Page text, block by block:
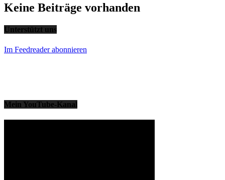
Keine Beiträge vorhanden
Unterstützt uns
Im Feedreader abonnieren
Mein YouTube-Kanal